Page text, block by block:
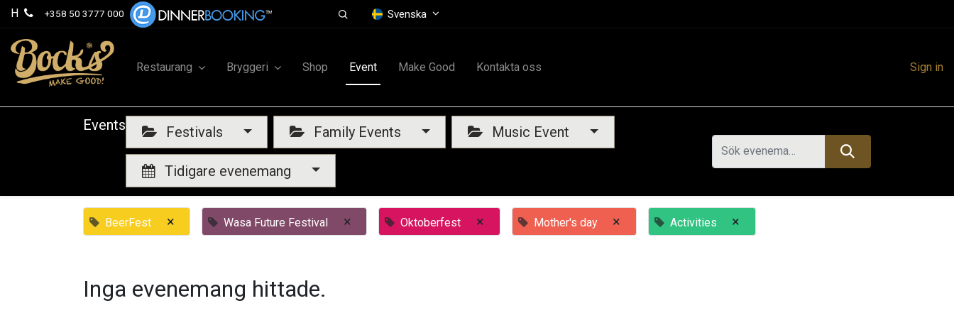
H +358 50 3777 000 Svenska
Restaurang Bryggeri Shop Event Make Good Kontakta oss Sign in
Events Festivals Family Events Music Event
Tidigare evenemang
BeerFest × Wasa Future Festival × Oktoberfest × Mother's day × Activities ×
Inga evenemang hittade.